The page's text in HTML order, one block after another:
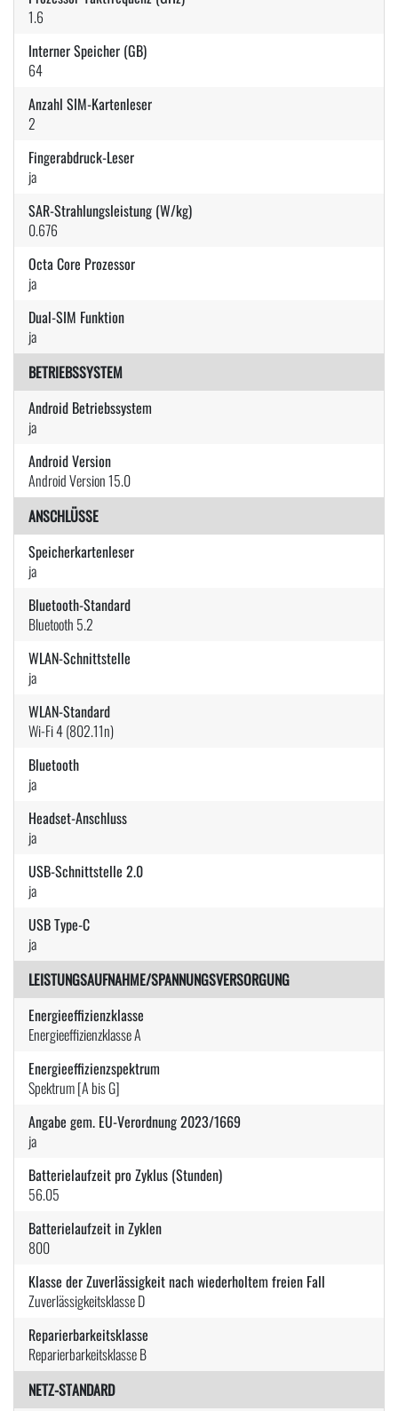
1.6
Interner Speicher (GB)
64
Anzahl SIM-Kartenleser
2
Fingerabdruck-Leser
ja
SAR-Strahlungsleistung (W/kg)
0.676
Octa Core Prozessor
ja
Dual-SIM Funktion
ja
BETRIEBSSYSTEM
Android Betriebssystem
ja
Android Version
Android Version 15.0
ANSCHLÜSSE
Speicherkartenleser
ja
Bluetooth-Standard
Bluetooth 5.2
WLAN-Schnittstelle
ja
WLAN-Standard
Wi-Fi 4 (802.11n)
Bluetooth
ja
Headset-Anschluss
ja
USB-Schnittstelle 2.0
ja
USB Type-C
ja
LEISTUNGSAUFNAHME/SPANNUNGSVERSORGUNG
Energieeffizienzklasse
Energieeffizienzklasse A
Energieeffizienzspektrum
Spektrum [A bis G]
Angabe gem. EU-Verordnung 2023/1669
ja
Batterielaufzeit pro Zyklus (Stunden)
56.05
Batterielaufzeit in Zyklen
800
Klasse der Zuverlässigkeit nach wiederholtem freien Fall
Zuverlässigkeitsklasse D
Reparierbarkeitsklasse
Reparierbarkeitsklasse B
NETZ-STANDARD